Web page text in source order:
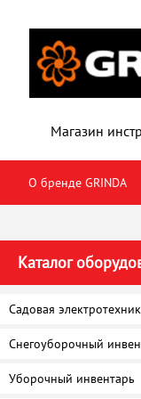
Магазин
О бренде GRINDA
Каталог
Садовая
Снегоуборочный
Уборочный инвентарь